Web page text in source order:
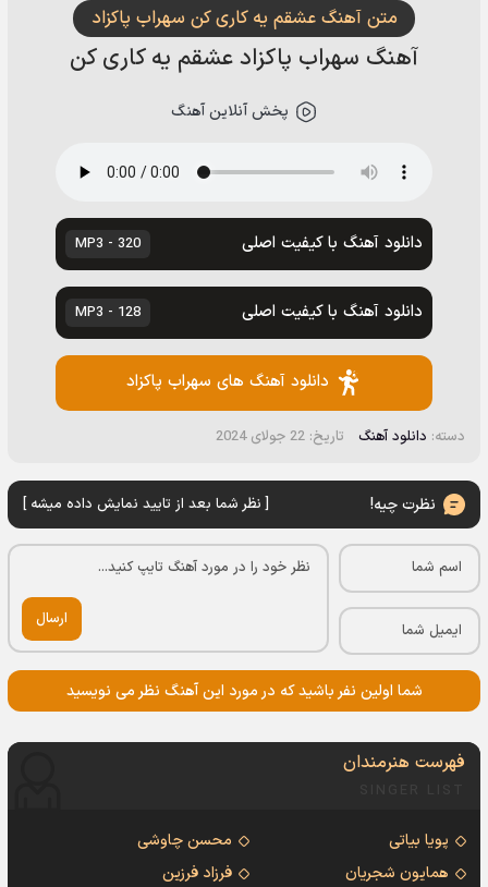
متن آهنگ عشقم یه کاری کن سهراب پاکزاد
آهنگ سهراب پاکزاد عشقم یه کاری کن
پخش آنلاین آهنگ
دانلود آهنگ با کیفیت اصلی 320 - MP3
دانلود آهنگ با کیفیت اصلی 128 - MP3
دانلود آهنگ های سهراب پاکزاد
دسته: دانلود آهنگ تاریخ: 22 جولای 2024
نظرت چیه! [ نظر شما بعد از تایید نمایش داده میشه ]
ارسال
شما اولین نفر باشید که در مورد این آهنگ نظر می نویسید
فهرست هنرمندان
پویا بیاتی
محسن چاوشی
همایون شجریان
فرزاد فرزین